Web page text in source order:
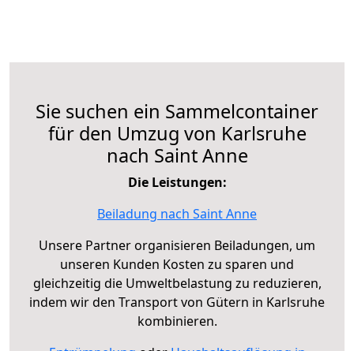
Sie suchen ein Sammelcontainer
für den Umzug von Karlsruhe
nach Saint Anne
Die Leistungen:
Beiladung nach Saint Anne
Unsere Partner organisieren Beiladungen, um
unseren Kunden Kosten zu sparen und
gleichzeitig die Umweltbelastung zu reduzieren,
indem wir den Transport von Gütern in Karlsruhe
kombinieren.